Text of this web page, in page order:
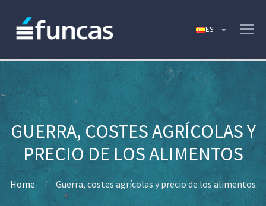
GUERRA, COSTES AGRÍCOLAS Y
PRECIO DE LOS ALIMENTOS
Home Guerra, costes agrícolas y precio de los alimentos